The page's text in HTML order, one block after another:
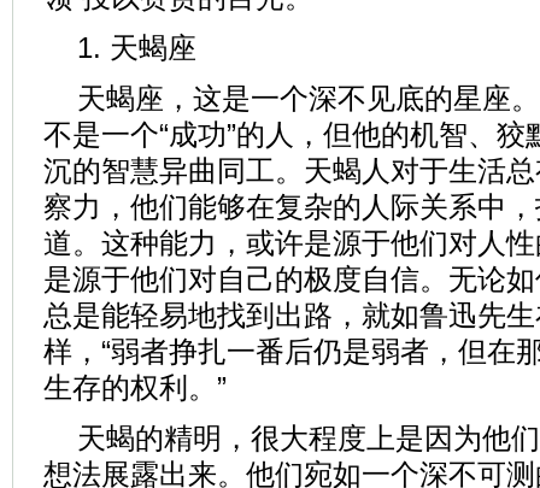
1. 天蝎座
天蝎座，这是一个深不见底的星座
不是一个“成功”的人，但他的机智、
沉的智慧异曲同工。天蝎人对于生活
察力，他们能够在复杂的人际关系中
道。这种能力，或许是源于他们对人
是源于他们对自己的极度自信。无论
总是能轻易地找到出路，就如鲁迅先
样，“弱者挣扎一番后仍是弱者，但在
生存的权利。”
天蝎的精明，很大程度上是因为他
想法展露出来。他们宛如一个深不可